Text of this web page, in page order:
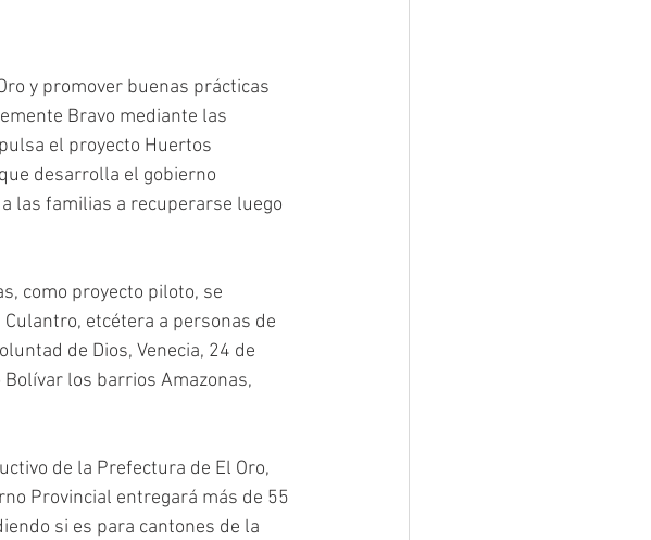
y promover buenas prácticas
Bravo mediante las
el proyecto Huertos
desarrolla el gobierno
las familias a recuperarse luego
como proyecto piloto, se
etcétera a personas de
de Dios, Venecia, 24 de
los barrios Amazonas,
de la Prefectura de El Oro,
Provincial entregará más de 55
si es para cantones de la